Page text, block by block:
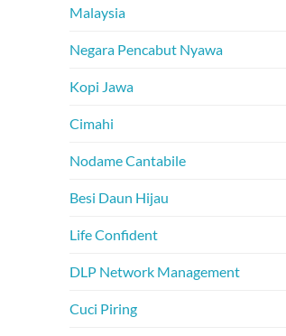
Malaysia
Negara Pencabut Nyawa
Kopi Jawa
Cimahi
Nodame Cantabile
Besi Daun Hijau
Life Confident
DLP Network Management
Cuci Piring